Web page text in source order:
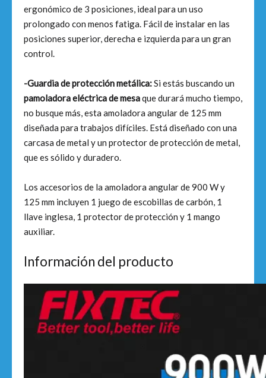
ergonómico de 3 posiciones, ideal para un uso
prolongado con menos fatiga. Fácil de instalar en las
posiciones superior, derecha e izquierda para un gran
control.
-Guardia de protección metálica:Si estás buscando un
pamoladora eléctrica de mesaque durará mucho tiempo,
no busque más, esta amoladora angular de 125 mm
diseñada para trabajos difíciles. Está diseñado con una
carcasa de metal y un protector de protección de metal,
que es sólido y duradero.
Los accesorios de la amoladora angular de 900 W y
125 mm incluyen 1 juego de escobillas de carbón, 1
llave inglesa, 1 protector de protección y 1 mango
auxiliar.
Información del producto